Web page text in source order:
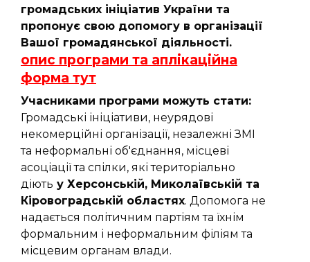
громадських ініціатив України та
пропонує свою допомогу в організації
Вашої громадянської діяльності.
опис програми та аплікаційна
форма тут
Учасниками програми можуть стати:
Громадські ініціативи, неурядові
некомерційні організації, незалежні ЗМІ
та неформальні об'єднання, місцеві
асоціації та спілки, які територіально
діють у Херсонській, Миколаївській та
Кіровоградській областях. Допомога не
надається політичним партіям та їхнім
формальним і неформальним філіям та
місцевим органам влади.